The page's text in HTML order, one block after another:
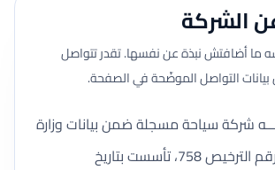
الشركة
ما أضافتش نبذة عن نفسها. تقدر تتواصل
التواصل الموضّحة في الصفحة.
شركة سياحة مسجلة ضمن بيانات وزارة
السياحة والآثار، رقم الترخيص 758، تأسست بتاريخ